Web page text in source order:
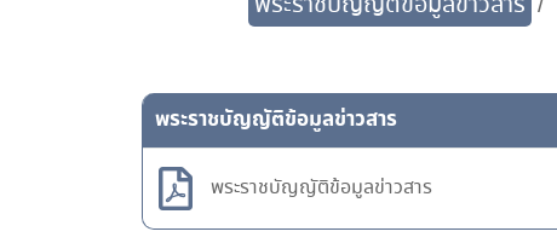
พระราชบัญญัติข้อมูลข่าวสาร
พระราชบัญญัติข้อมูลข่าวสาร